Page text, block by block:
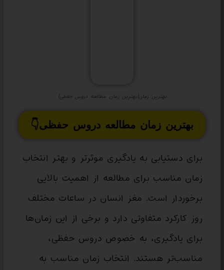
بهترین زمان(بهترین زمان مطالعه دروس حفظی)
بهترین زمان مطالعه دروس حفظی👇
برای دستیابی به یادگیری موثرتر و بهتر انتخاب
زمان مناسب برای مطالعه از اهمیت بالایی
برخوردار است. مغز انسان در ساعات مختلف
روز کارکرد متفاوتی دارد و برخی از این زمان‌ها
برای یادگیری، به خصوص دروس حفظی،
مناسب‌تر هستند. انتخاب زمان مناسب به